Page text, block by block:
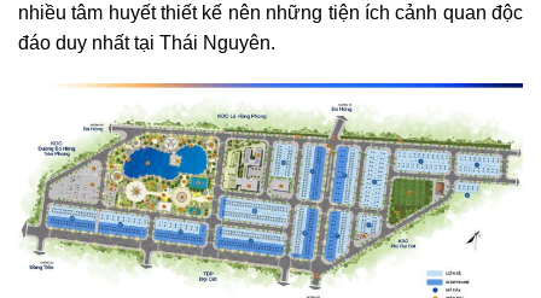
nhiều tâm huyết thiết kế nên những tiện ích cảnh quan độc
đáo duy nhất tại Thái Nguyên.